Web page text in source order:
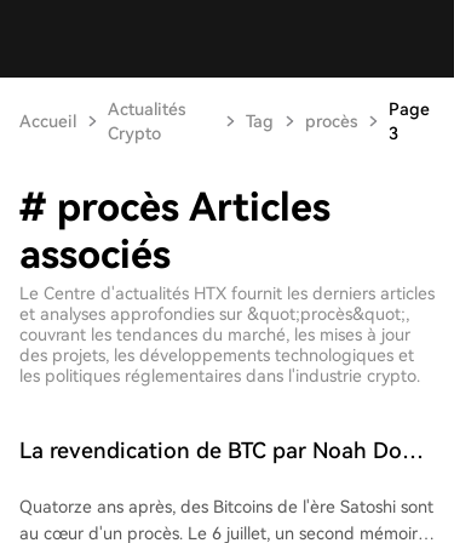
Accueil
Actualités
Crypto
Tag procès
Page
3
# procès Articles
associés
Le Centre d'actualités HTX fournit les derniers articles
et analyses approfondies sur &quot;procès&quot;,
couvrant les tendances du marché, les mises à jour
des projets, les développements technologiques et
les politiques réglementaires dans l'industrie crypto.
La revendication de BTC par Noah Doe,
"bouleillonner des industries entières" ?
Quatorze ans après, des Bitcoins de l'ère Satoshi sont
au cœur d'un procès. Le 6 juillet, un second mémoire